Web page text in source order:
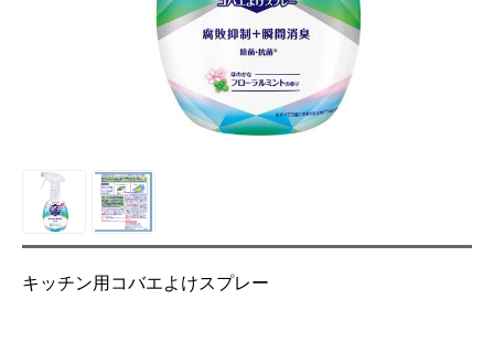
キッチン用コバエよけスプレー